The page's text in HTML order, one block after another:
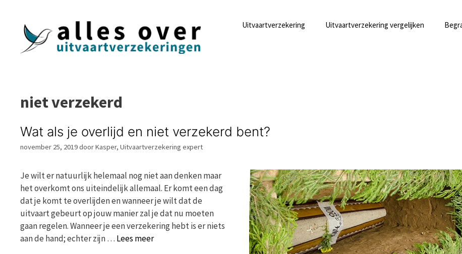
Uitvaartverzekering Uitvaartverzekering vergelijken
niet verzekerd
Wat als je overlijd en niet verzekerd bent?
november 25, 2019doorKasper, Uitvaartverzekering expert
Je wilt er natuurlijk helemaal nog niet aan denken maar
het overkomt ons uiteindelijk allemaal. Er komt een dag
dat je komt te overlijden en wanneer je wilt dat de
uitvaart gebeurt op jouw manier zal je dat nu moeten
gaan regelen. Wanneer je een verzekering hebt is er niets
aan de hand; echter zijn … Lees meer